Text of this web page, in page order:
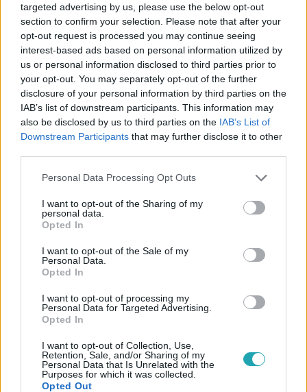
targeted advertising by us, please use the below opt-out
section to confirm your selection. Please note that after your
opt-out request is processed you may continue seeing
interest-based ads based on personal information utilized by
us or personal information disclosed to third parties prior to
your opt-out. You may separately opt-out of the further
disclosure of your personal information by third parties on the
IAB’s list of downstream participants. This information may
also be disclosed by us to third parties on the IAB’s List of
Downstream Participants that may further disclose it to other
Please note that this website/app uses one or more Google
not limited to your visit or usage behaviour. You may click to
grant or deny consent to Google and its third-party tags to
use your data for below specified purposes in below Google
consent section.
Personal Data Processing Opt Outs
I want to opt-out of the Sharing of my
personal data.
Opted In
I want to opt-out of the Sale of my
Personal Data.
Opted In
I want to opt-out of processing my
Personal Data for Targeted Advertising.
Opted In
I want to opt-out of Collection, Use,
Retention, Sale, and/or Sharing of my
Personal Data that Is Unrelated with the
Purposes for which it was collected.
Opted Out
Kövess minket, és értesülj a friss
hírekről a Facebookon is!
Követem
#REGGELI #RTL #ADÁSRÉSZLETEK #VIDEÓ
BALESET-BŰNÜGY #ÁRPÁD HÍD
ÁRPÁD HÍDI BALESET #TAXI # ÜGYVÉD
DR. ÁCS TIBOR
Népszerű